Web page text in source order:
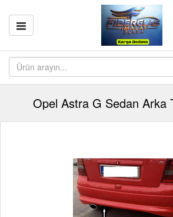
Opel Astra G Sedan Arka